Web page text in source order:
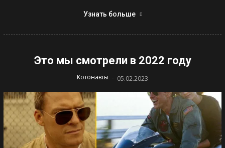
Узнать больше
Это мы смотрели в 2022 году
Котонавты - 05.02.2023